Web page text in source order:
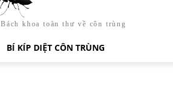
Bách khoa toàn thư về côn trùng
BÍ KÍP DIỆT CÔN TRÙNG